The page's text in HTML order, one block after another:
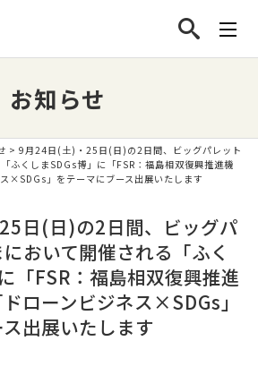
お知らせ
> 9月24日(土)・25日(日)の2日間、ビッグパレット
ふくしまSDGs博」に「FSR：福島相双復興推進機
×SDGs」をテーマにブース出展いたします
日(日)の2日間、ビッグパ
おいて開催される「ふく
「FSR：福島相双復興推進
ローンビジネス×SDGs」
出展いたします